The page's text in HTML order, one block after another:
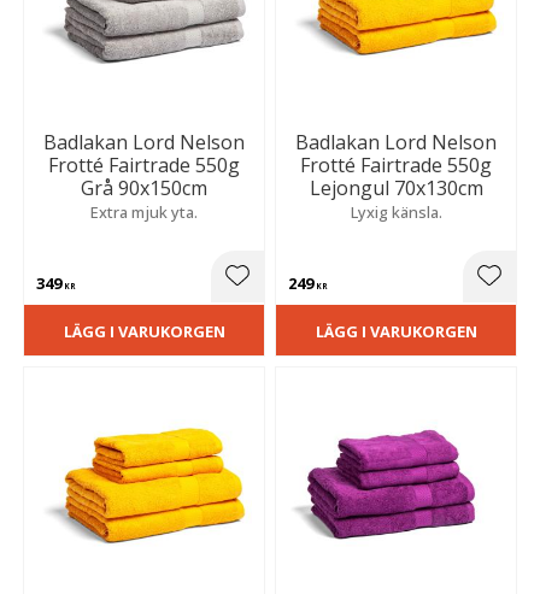
Badlakan Lord Nelson
Frotté Fairtrade 550g
Grå 90x150cm
Extra mjuk yta.
349KR Lägg till i favoriter
LÄGG I VARUKORGEN
Badlakan Lord Nelson
Frotté Fairtrade 550g
Lejongul 70x130cm
Lyxig känsla.
249KR
LÄGG I VARUKORGEN